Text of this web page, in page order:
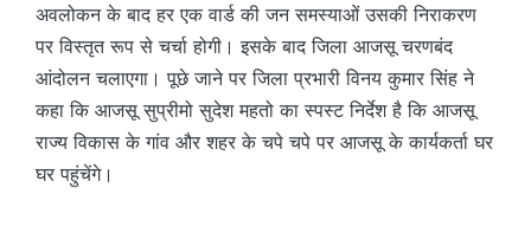
अवलोकन के बाद हर एक वार्ड की जन समस्याओं उसकी निराकरण
पर विस्तृत रूप से चर्चा होगी। इसके बाद जिला आजसू चरणबंद
आंदोलन चलाएगा। पूछे जाने पर जिला प्रभारी विनय कुमार सिंह ने
कहा कि आजसू सुप्रीमो सुदेश महतो का स्पस्ट निर्देश है कि आजसू
राज्य विकास के गांव और शहर के चपे चपे पर आजसू के कार्यकर्ता घर
घर पहुंचेंगे।